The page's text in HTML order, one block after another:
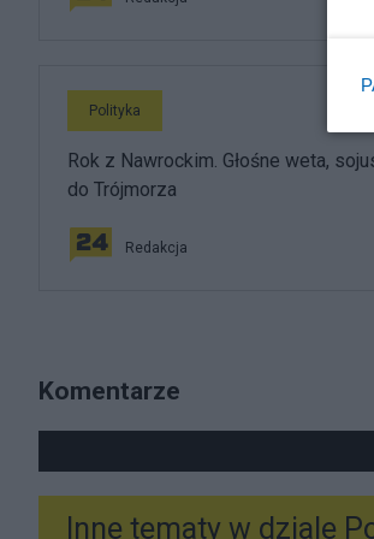
Polityka
Rok z Nawrockim. Głośne weta,
do Trójmorza
Redakcja
Komentarze
Inne tematy w dziale